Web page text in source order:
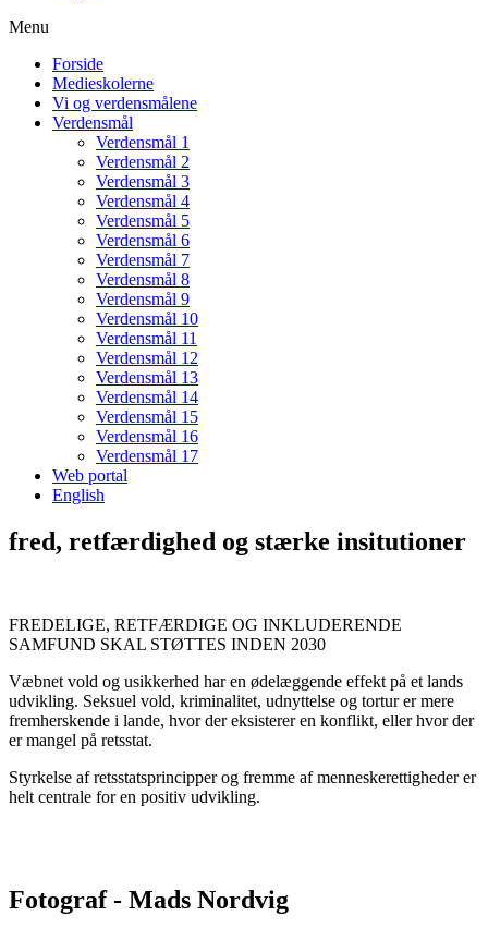
Menu
Forside
Medieskolerne
Vi og verdensmålene
Verdensmål
Verdensmål 1
Verdensmål 2
Verdensmål 3
Verdensmål 4
Verdensmål 5
Verdensmål 6
Verdensmål 7
Verdensmål 8
Verdensmål 9
Verdensmål 10
Verdensmål 11
Verdensmål 12
Verdensmål 13
Verdensmål 14
Verdensmål 15
Verdensmål 16
Verdensmål 17
Web portal
English
fred, retfærdighed og stærke insitutioner
FREDELIGE, RETFÆRDIGE OG INKLUDERENDE
SAMFUND SKAL STØTTES INDEN 2030
Væbnet vold og usikkerhed har en ødelæggende effekt på et lands
udvikling. Seksuel vold, kriminalitet, udnyttelse og tortur er mere
fremherskende i lande, hvor der eksisterer en konflikt, eller hvor der
er mangel på retsstat.
Styrkelse af retsstatsprincipper og fremme af menneskerettigheder er
helt centrale for en positiv udvikling.
Fotograf - Mads Nordvig